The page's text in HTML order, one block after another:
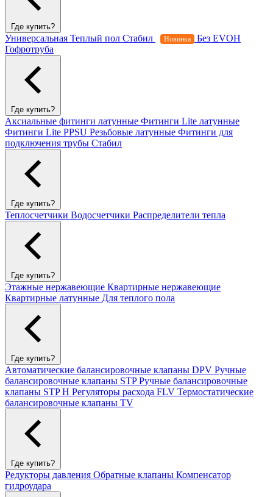
Где купить?
Универсальная Теплый пол Стабил Новинка
Без EVOH
Гофротруба
Где купить?
Аксиальные фитинги латунные Фитинги Lite латунные
Фитинги Lite PPSU Резьбовые латунные Фитинги для
подключения трубы Стабил
Где купить?
Теплосчетчики Водосчетчики Распределители тепла
Где купить?
Этажные нержавеющие Квартирные нержавеющие
Квартирные латунные Для теплого пола
Где купить?
Автоматические балансировочные клапаны DPV Ручные
балансировочные клапаны STPРучные балансировочные
клапаны STP H Регуляторы расхода FLV Термостатические
балансировочные клапаны TV
Где купить?
Редукторы давления Обратные клапаны Компенсатор
гидроудара